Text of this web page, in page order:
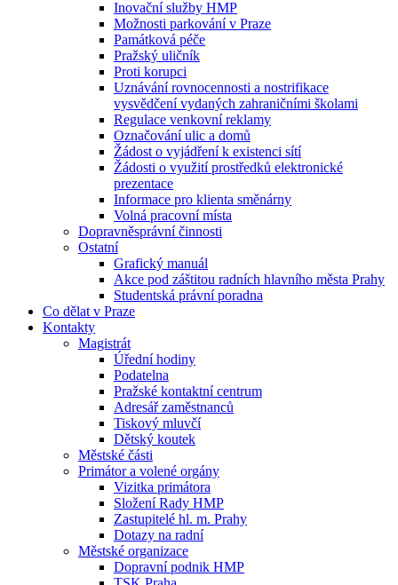
Inovační služby HMP
Možnosti parkování v Praze
Památková péče
Pražský uličník
Proti korupci
Uznávání rovnocennosti a nostrifikace
vysvědčení vydaných zahraničními školami
Regulace venkovní reklamy
Označování ulic a domů
Žádost o vyjádření k existenci sítí
Žádosti o využití prostředků elektronické
prezentace
Informace pro klienta směnárny
Volná pracovní místa
Dopravněsprávní činnosti
Ostatní
Grafický manuál
Akce pod záštitou radních hlavního města Prahy
Studentská právní poradna
Co dělat v Praze
Kontakty
Magistrát
Úřední hodiny
Podatelna
Pražské kontaktní centrum
Adresář zaměstnanců
Tiskový mluvčí
Dětský koutek
Městské části
Primátor a volené orgány
Vizitka primátora
Složení Rady HMP
Zastupitelé hl. m. Prahy
Dotazy na radní
Městské organizace
Dopravní podnik HMP